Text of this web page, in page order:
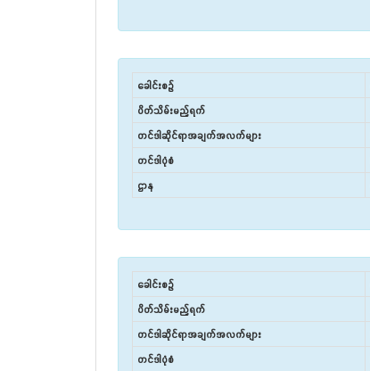
ခေါင်းစဉ်
ပိတ်သိမ်းမည့်ရက်
တင်ဒါဆိုင်ရာအချက်အလက်များ
တင်ဒါပုံစံ
ဌာန
ခေါင်းစဉ်
ပိတ်သိမ်းမည့်ရက်
တင်ဒါဆိုင်ရာအချက်အလက်များ
တင်ဒါပုံစံ